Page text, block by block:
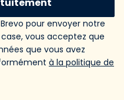
pour envoyer notre
vous acceptez que
que vous avez
à la politique de